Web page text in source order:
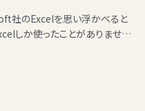
社のExcelを思い浮かべると